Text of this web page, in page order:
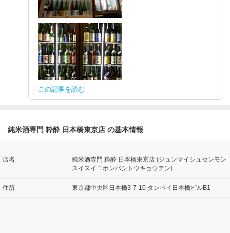
この記事を読む
純米酒専門 粋酔 日本橋東京店 の基本情報
店名
純米酒専門 粋酔 日本橋東京店 (ジュンマイシュセンモン
スイスイニホンバシトウキョウテン)
住所 東京都中央区日本橋3-7-10 タンペイ日本橋ビルB1